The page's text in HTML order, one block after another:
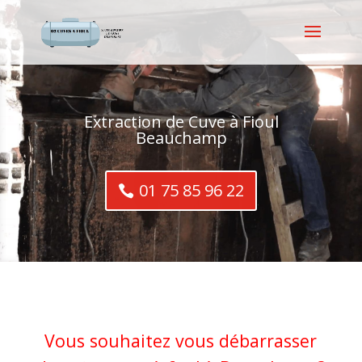
Extraction de Cuve à Fioul
Beauchamp
01 75 85 96 22
Vous souhaitez vous débarrasser